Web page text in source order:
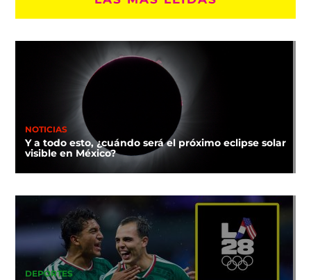
NOTICIAS
Y a todo esto, ¿cuándo será el próximo eclipse solar
visible en México?
DEPORTES